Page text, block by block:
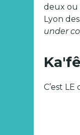
deux ou
Lyon
under
C’est